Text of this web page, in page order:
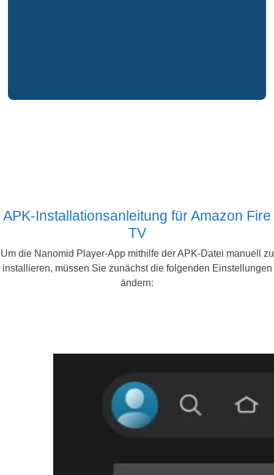
APK-Installationsanleitung für Amazon Fire
TV
Um die Nanomid Player-App mithilfe der APK-Datei manuell zu
installieren, müssen Sie zunächst die folgenden Einstellungen
ändern: